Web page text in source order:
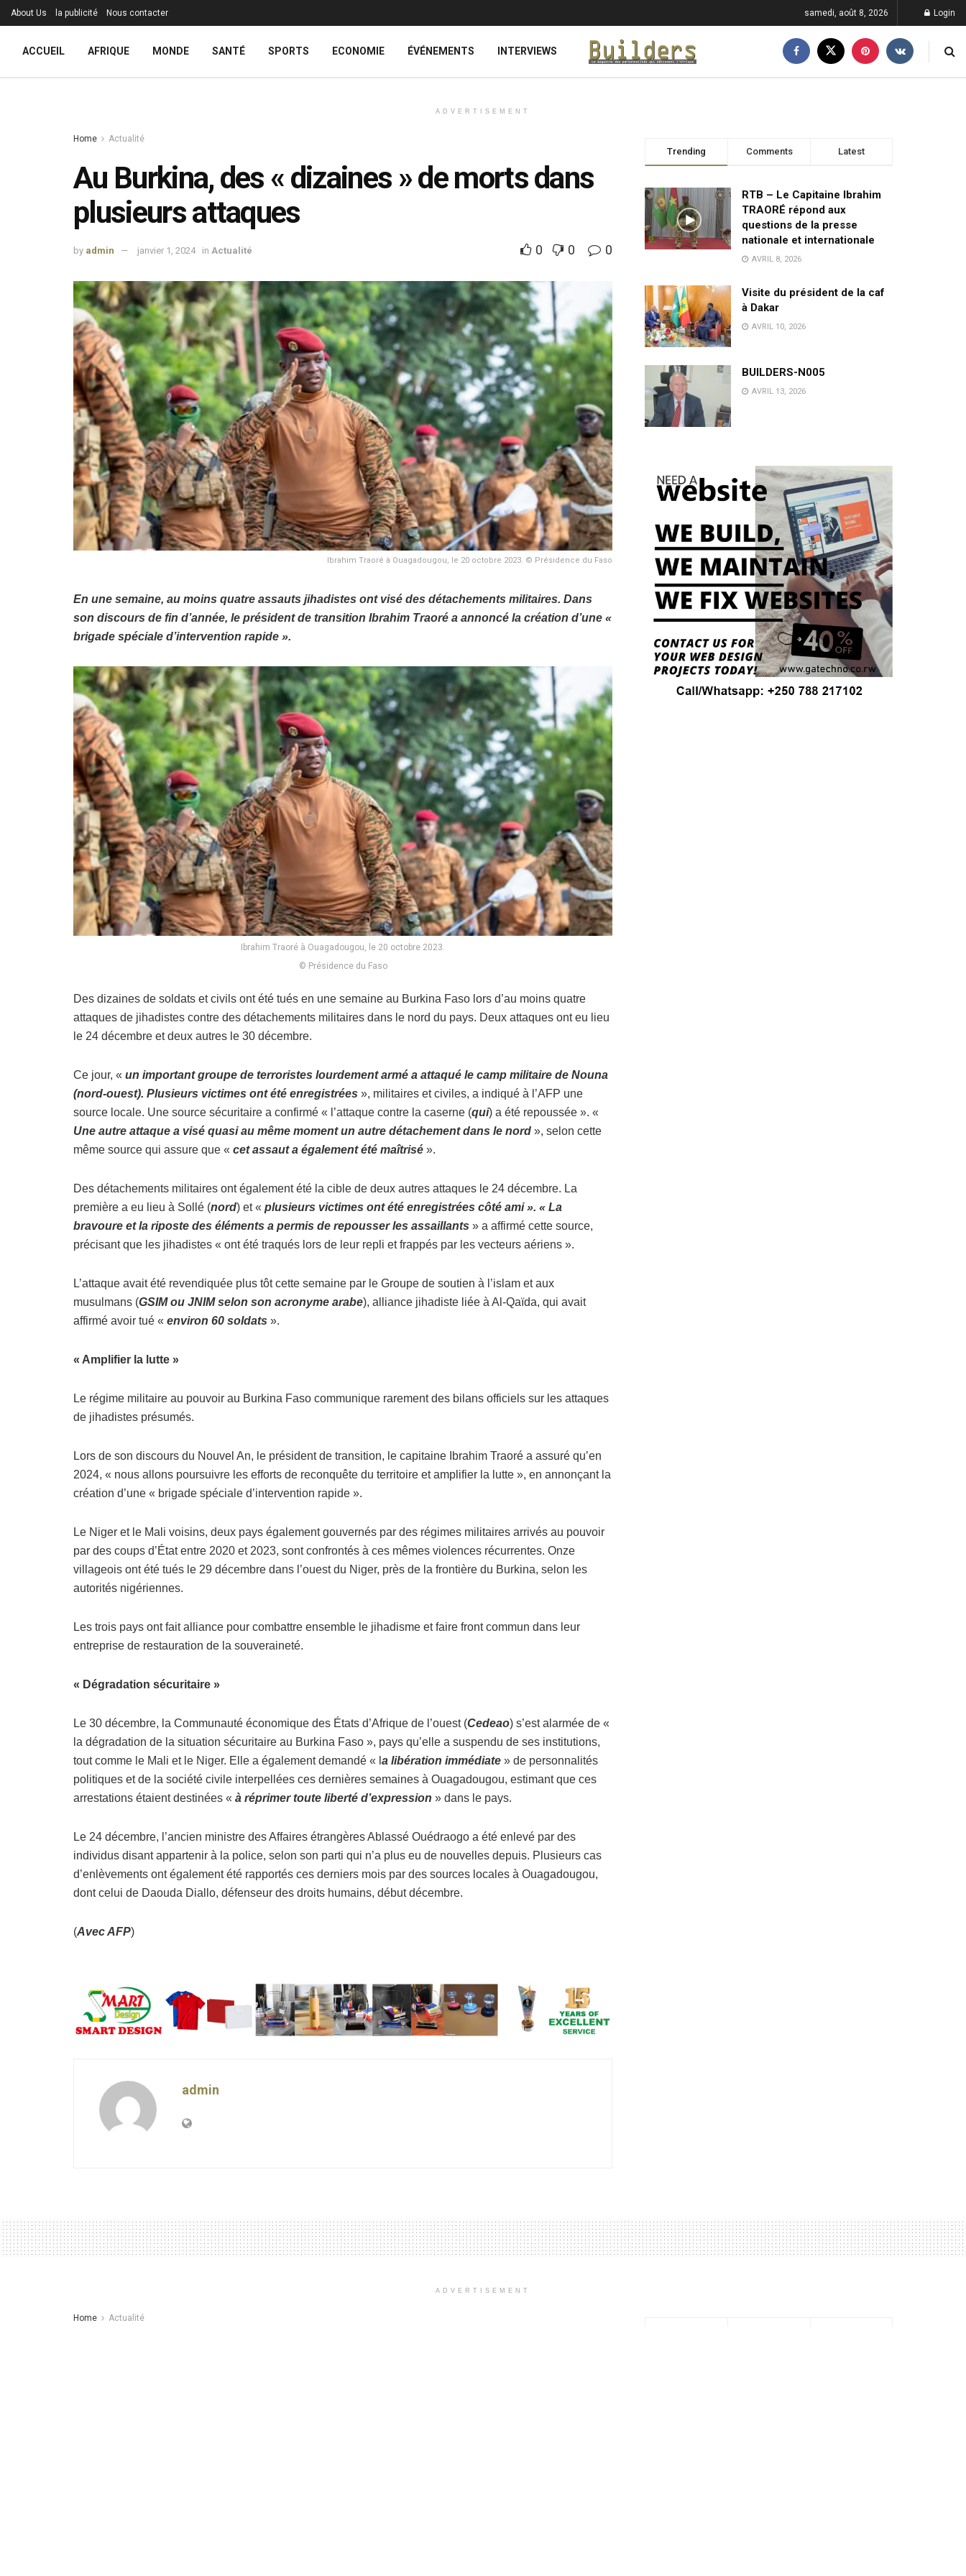
About Us la publicité Nous contacter samedi, août 8, 2026 Login
ACCUEIL AFRIQUE MONDE SANTÉ SPORTS ECONOMIE ÉVÉNEMENTS INTERVIEWS
ADVERTISEMENT
Home Actualité
Au Burkina, des « dizaines » de morts dans
plusieurs attaques
by admin janvier 1, 2024 in Actualité 0 0 0
Ibrahim Traoré à Ouagadougou, le 20 octobre 2023. © Présidence du Faso
En une semaine, au moins quatre assauts jihadistes ont visé des détachements militaires. Dans
son discours de fin d’année, le président de transition Ibrahim Traoré a annoncé la création d’une «
brigade spéciale d’intervention rapide ».
Ibrahim Traoré à Ouagadougou, le 20 octobre 2023.
© Présidence du Faso
Des dizaines de soldats et civils ont été tués en une semaine au Burkina Faso lors d’au moins quatre
attaques de jihadistes contre des détachements militaires dans le nord du pays. Deux attaques ont eu lieu
le 24 décembre et deux autres le 30 décembre.
Ce jour, « un important groupe de terroristes lourdement armé a attaqué le camp militaire de Nouna
(nord-ouest). Plusieurs victimes ont été enregistrées », militaires et civiles, a indiqué à l’AFP une
source locale. Une source sécuritaire a confirmé « l’attaque contre la caserne (qui) a été repoussée ». «
Une autre attaque a visé quasi au même moment un autre détachement dans le nord », selon cette
même source qui assure que « cet assaut a également été maîtrisé ».
Des détachements militaires ont également été la cible de deux autres attaques le 24 décembre. La
première a eu lieu à Sollé (nord) et « plusieurs victimes ont été enregistrées côté ami ». « La
bravoure et la riposte des éléments a permis de repousser les assaillants » a affirmé cette source,
précisant que les jihadistes « ont été traqués lors de leur repli et frappés par les vecteurs aériens ».
L’attaque avait été revendiquée plus tôt cette semaine par le Groupe de soutien à l’islam et aux
musulmans (GSIM ou JNIM selon son acronyme arabe), alliance jihadiste liée à Al-Qaïda, qui avait
affirmé avoir tué « environ 60 soldats ».
« Amplifier la lutte »
Le régime militaire au pouvoir au Burkina Faso communique rarement des bilans officiels sur les attaques
de jihadistes présumés.
Lors de son discours du Nouvel An, le président de transition, le capitaine Ibrahim Traoré a assuré qu’en
2024, « nous allons poursuivre les efforts de reconquête du territoire et amplifier la lutte », en annonçant la
création d’une « brigade spéciale d’intervention rapide ».
Le Niger et le Mali voisins, deux pays également gouvernés par des régimes militaires arrivés au pouvoir
par des coups d’État entre 2020 et 2023, sont confrontés à ces mêmes violences récurrentes. Onze
villageois ont été tués le 29 décembre dans l’ouest du Niger, près de la frontière du Burkina, selon les
autorités nigériennes.
Les trois pays ont fait alliance pour combattre ensemble le jihadisme et faire front commun dans leur
entreprise de restauration de la souveraineté.
« Dégradation sécuritaire »
Le 30 décembre, la Communauté économique des États d’Afrique de l’ouest (Cedeao) s’est alarmée de «
la dégradation de la situation sécuritaire au Burkina Faso », pays qu’elle a suspendu de ses institutions,
tout comme le Mali et le Niger. Elle a également demandé « l a libération immédiate » de personnalités
politiques et de la société civile interpellées ces dernières semaines à Ouagadougou, estimant que ces
arrestations étaient destinées « à réprimer toute liberté d’expression » dans le pays.
Le 24 décembre, l’ancien ministre des Affaires étrangères Ablassé Ouédraogo a été enlevé par des
individus disant appartenir à la police, selon son parti qui n’a plus eu de nouvelles depuis. Plusieurs cas
d’enlèvements ont également été rapportés ces derniers mois par des sources locales à Ouagadougou,
dont celui de Daouda Diallo, défenseur des droits humains, début décembre.
(Avec AFP)
admin
Trending Comments Latest
RTB – Le Capitaine Ibrahim
TRAORÉ répond aux
questions de la presse
nationale et internationale
AVRIL 8, 2026
Visite du président de la caf
à Dakar
AVRIL 10, 2026
BUILDERS-N005
AVRIL 13, 2026
ADVERTISEMENT
Home Actualité